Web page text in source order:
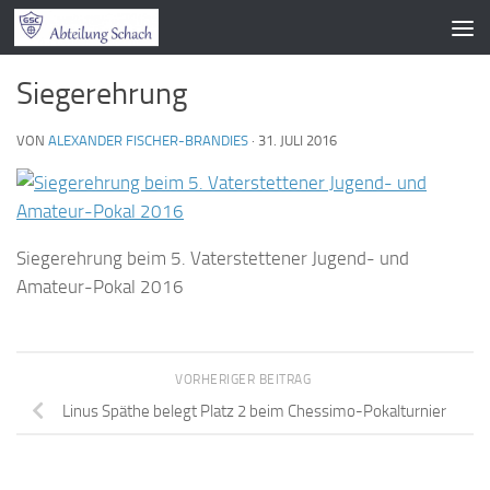
Zum Inhalt springen
Siegerehrung
VON ALEXANDER FISCHER-BRANDIES · 31. JULI 2016
Siegerehrung beim 5. Vaterstettener Jugend- und
Amateur-Pokal 2016
VORHERIGER BEITRAG
Linus Späthe belegt Platz 2 beim Chessimo-Pokalturnier